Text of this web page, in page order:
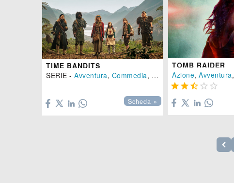
TIME BANDITS
SERIE - Avventura, Commedia, Fantasy- (Gran Bretagna
Scheda »
TOMB RAIDER
Azione, Avventura,
    